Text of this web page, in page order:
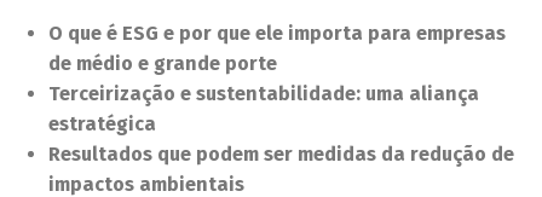
O que é ESG e por que ele importa para empresas
de médio e grande porte
Terceirização e sustentabilidade: uma aliança
estratégica
Resultados que podem ser medidas da redução de
impactos ambientais